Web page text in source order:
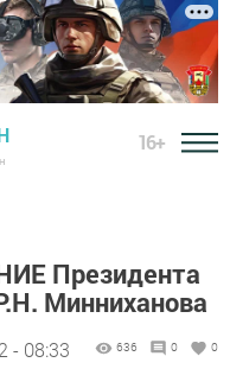
16+
Президента
Минниханова
- 08:33 636 0 0